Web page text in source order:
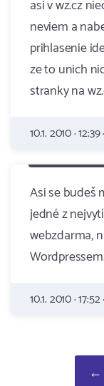
asi v wz.cz
neviem a
prihlasenie
ze to unich
stranky na
10.1. 2010 ·
Asi se budeš
jedné z
webzdarma,
10.1. 2010 ·
←